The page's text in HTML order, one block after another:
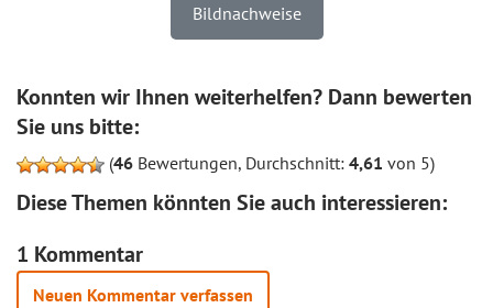
Bildnachweise
Konnten wir Ihnen weiterhelfen? Dann bewerten
Sie uns bitte:
(46 Bewertungen, Durchschnitt: 4,61 von 5)
Diese Themen könnten Sie auch interessieren:
1 Kommentar
Neuen Kommentar verfassen